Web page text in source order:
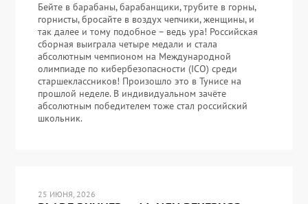
Бейте в барабаны, барабанщики, трубите в горны,
горнисты, бросайте в воздух чепчики, женщины, и
так далее и тому подобное – ведь ура! Российская
сборная выиграла четыре медали и стала
абсолютным чемпионом на Международной
олимпиаде по кибербезопасности (ICO) среди
старшеклассников! Произошло это в Тунисе на
прошлой неделе. В индивидуальном зачёте
абсолютным победителем тоже стал российский
школьник.
25 ИЮНЯ, 2026